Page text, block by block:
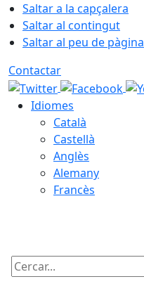
Saltar a la capçalera
Saltar al contingut
Saltar al peu de pàgina
Contactar
Idiomes
Català
Castellà
Anglès
Alemany
Francès
Cercar: